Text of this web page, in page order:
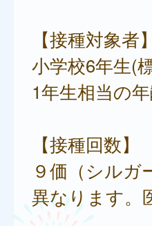
【接種対象者】
小学校6年生(
1年生相当の
【接種回数】
９価（シル
異なります。